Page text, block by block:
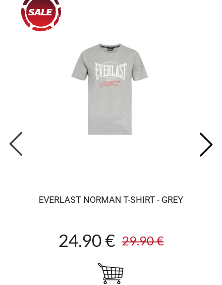
EVERLAST NORMAN T-SHIRT - GREY
24.90 € 29.90 €